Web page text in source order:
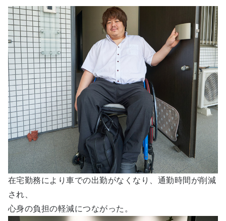
在宅勤務により車での出勤がなくなり、通勤時間が削減
され、
心身の負担の軽減につながった。